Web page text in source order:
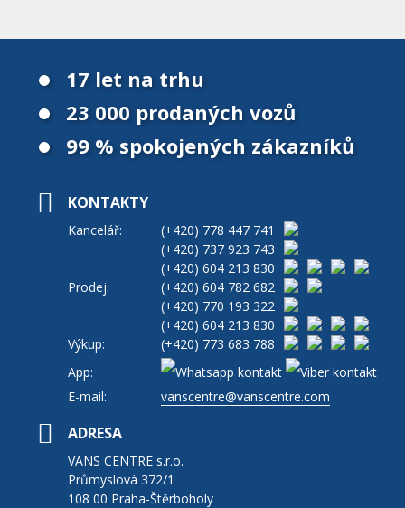
17 let na trhu
23 000 prodaných vozů
99 % spokojených zákazníků
KONTAKTY
Kancelář: (+420) 778 447 741
(+420) 737 923 743
(+420) 604 213 830
Prodej:
(+420) 604 782 682
(+420) 770 193 322
(+420) 604 213 830
Výkup:
(+420) 773 683 788
App:
E-mail:
vanscentre@vanscentre.com
ADRESA
VANS CENTRE s.r.o.
Průmyslová 372/1
108 00 Praha-Štěrboholy